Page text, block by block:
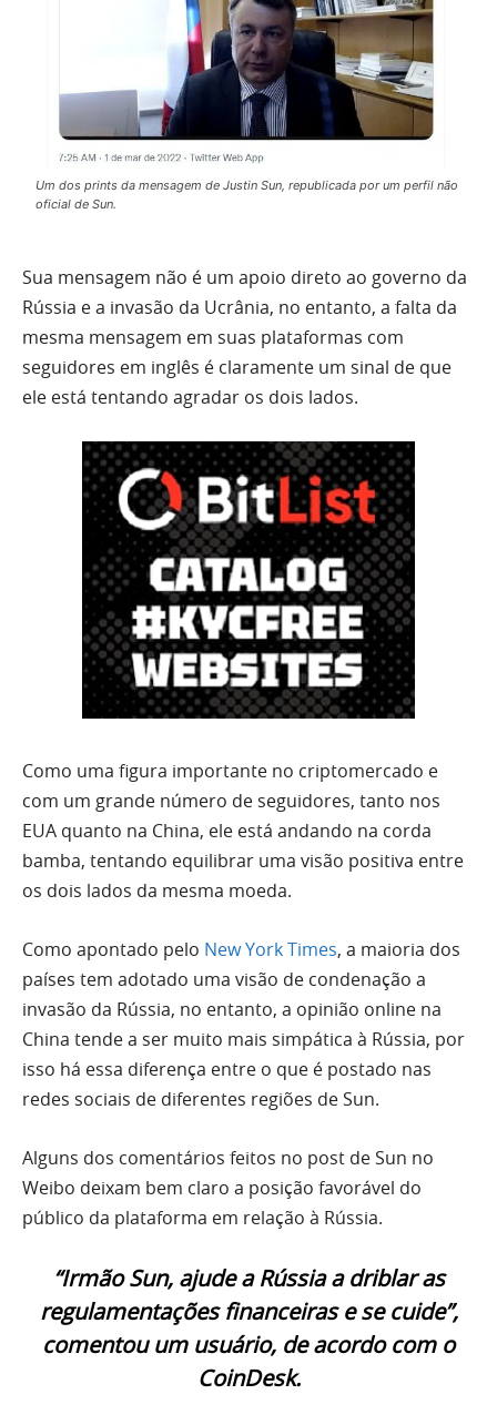
Um dos prints da mensagem de Justin Sun, republicada por um perfil não
oficial de Sun.
Sua mensagem não é um apoio direto ao governo da
Rússia e a invasão da Ucrânia, no entanto, a falta da
mesma mensagem em suas plataformas com
seguidores em inglês é claramente um sinal de que
ele está tentando agradar os dois lados.
Como uma figura importante no criptomercado e
com um grande número de seguidores, tanto nos
EUA quanto na China, ele está andando na corda
bamba, tentando equilibrar uma visão positiva entre
os dois lados da mesma moeda.
Como apontado pelo New York Times, a maioria dos
países tem adotado uma visão de condenação a
invasão da Rússia, no entanto, a opinião online na
China tende a ser muito mais simpática à Rússia, por
isso há essa diferença entre o que é postado nas
redes sociais de diferentes regiões de Sun.
Alguns dos comentários feitos no post de Sun no
Weibo deixam bem claro a posição favorável do
público da plataforma em relação à Rússia.
“Irmão Sun, ajude a Rússia a driblar as
regulamentações financeiras e se cuide”,
comentou um usuário, de acordo com o
CoinDesk.